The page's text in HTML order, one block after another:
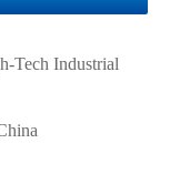
Tech Industrial